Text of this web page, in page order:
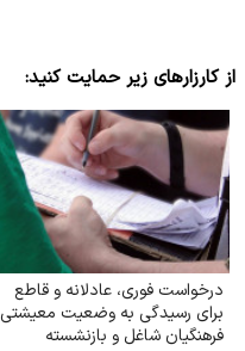
از کارزارهای زیر حمایت کنید:
درخواست فوری، عادلانه و قاطع
برای رسیدگی به وضعیت معیشتی
فرهنگیان شاغل و بازنشسته